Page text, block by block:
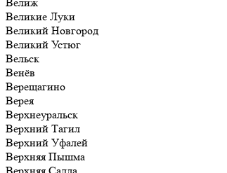
Великие Луки
Великий Новгород
Великий Устюг
Вельск
Венёв
Верещагино
Верея
Верхнеуральск
Верхний Тагил
Верхний Уфалей
Верхняя Пышма